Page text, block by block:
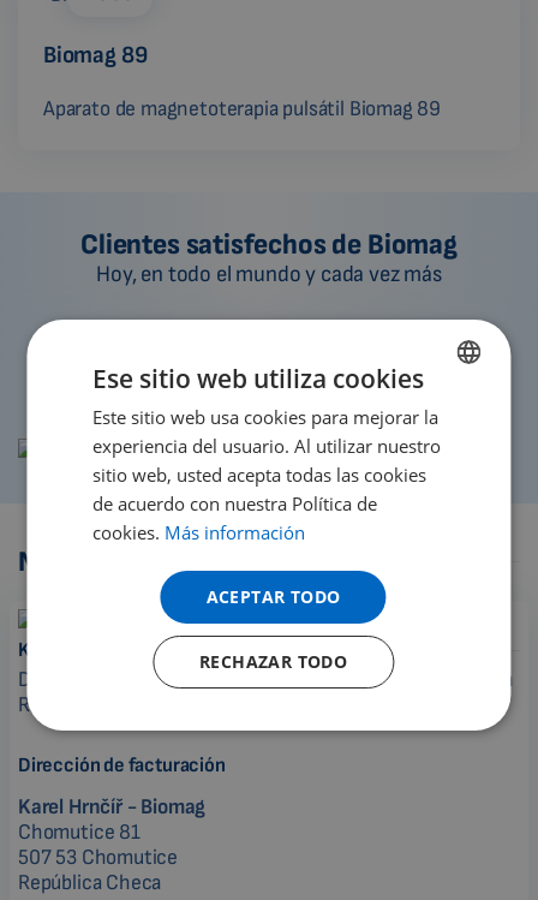
Biomag 89
Aparato de magnetoterapia pulsátil Biomag 89
Clientes satisfechos de Biomag
Hoy, en todo el mundo y cada vez más
2023
Nuestra sede
Karel Hrnčíř - Biomag
Desarrollo, producción y venta de la magnetoterapia en la
República Checa + Eslovaquia
Dirección de facturación
Karel Hrnčíř - Biomag
Chomutice 81
507 53 Chomutice
República Checa
ENGLISH
DUTCH
GERMAN
SPANISH
CATALAN
Ese sitio web utiliza cookies
Este sitio web usa cookies para mejorar la
experiencia del usuario. Al utilizar nuestro
sitio web, usted acepta todas las cookies
de acuerdo con nuestra Política de
cookies. Más información
ACEPTAR TODO
RECHAZAR TODO